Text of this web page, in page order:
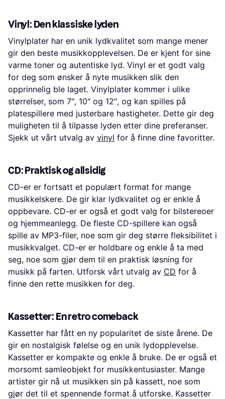
Vinyl: Den klassiske lyden
Vinylplater har en unik lydkvalitet som mange mener
gir den beste musikkopplevelsen. De er kjent for sine
varme toner og autentiske lyd. Vinyl er et godt valg
for deg som ønsker å nyte musikken slik den
opprinnelig ble laget. Vinylplater kommer i ulike
størrelser, som 7″, 10″ og 12″, og kan spilles på
platespillere med justerbare hastigheter. Dette gir deg
muligheten til å tilpasse lyden etter dine preferanser.
Sjekk ut vårt utvalg av vinyl for å finne dine favoritter.
CD: Praktisk og allsidig
CD-er er fortsatt et populært format for mange
musikkelskere. De gir klar lydkvalitet og er enkle å
oppbevare. CD-er er også et godt valg for bilstereoer
og hjemmeanlegg. De fleste CD-spillere kan også
spille av MP3-filer, noe som gir deg større fleksibilitet i
musikkvalget. CD-er er holdbare og enkle å ta med
seg, noe som gjør dem til en praktisk løsning for
musikk på farten. Utforsk vårt utvalg av CD for å
finne den rette musikken for deg.
Kassetter: En retro comeback
Kassetter har fått en ny popularitet de siste årene. De
gir en nostalgisk følelse og en unik lydopplevelse.
Kassetter er kompakte og enkle å bruke. De er også et
morsomt samleobjekt for musikkentusiaster. Mange
artister gir nå ut musikken sin på kassett, noe som
gjør det til et spennende format å utforske. Kassetter